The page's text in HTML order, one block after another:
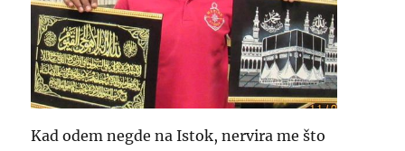
Kad odem negde na Istok, nervira me što